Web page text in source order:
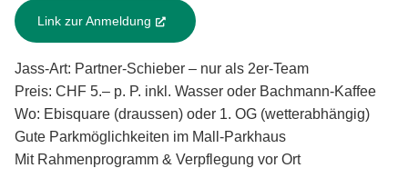
Link zur Anmeldung (External Link)
Jass-Art: Partner-Schieber – nur als 2er-Team
Preis: CHF 5.– p. P. inkl. Wasser oder Bachmann-Kaffee
Wo: Ebisquare (draussen) oder 1. OG (wetterabhängig)
Gute Parkmöglichkeiten im Mall-Parkhaus
Mit Rahmenprogramm & Verpflegung vor Ort